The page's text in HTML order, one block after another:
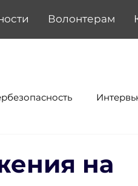
Волонтерам
на